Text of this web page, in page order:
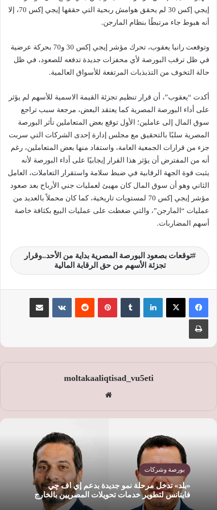
إيجي إكس 30 لم يحقق هوامش ربحية التي حققها إيجي إكس 70، إلا
أنه هبوط جاء مرتبطًا بنظام المارجن.
وتوقعت رانيا يعقوب، تحرك مؤشر إيجي إكس 30 و70 بحركة عرضية
في ظل ترقب البورصة لأي محفزات جديدة تدفعه للصعود، في ظل
حالة التخوف من التذبذبات المرتفعة للأسواق العالمية.
أكدت “يعقوب”، أن قرار تنظيم تجزئة القيمة الاسمية للأسهم لم يؤثر
على أداء البورصة المصرية كما يعتقد البعض، مرجعة سبب تراجع
سوق المال إلى عاملين؛ الأول توقع بعض المتعاملين تأثر البورصة
المصرية سلبًا بالتحقيق مع مجلس إدارة إحدى الشركات التي سربت
جزء من قرارات الجمعية العامة، واستفاد منها بعض المتعاملين، رغم
أنه من المفترض أن يؤثر هذا القرار إيجابيًا على أداء البورصة لأنه
يثبت قوة الجهة الرقابية في ضبط سلامة واستقرار التعاملات، العامل
الثاني وهو أن سوق المال كان مهيئ لعمليات جني الأرباح بعد صعود
مؤشر إيجي إكس 70 لمستويات تاريخية، كما كان محملاً بالعديد من
عمليات “المارجن”، والتي ضغطت على عمليات البيع بكثافة خاصة
أسهم المضاربات.
توقعات بصعود البورصة المصرية بداية من الأحد..وقرار
تجزئة الأسهم من حق الرقابة المالية
لينكدإن بينتيريست
moltakaaliqtisad_vu5eti
بورصة وشركات
«بلد» تدخل مرحلة نمو جديدة بدعم إي اف چي
فاينانس لتطوير خدمات تحويلات المصريين بالخارج